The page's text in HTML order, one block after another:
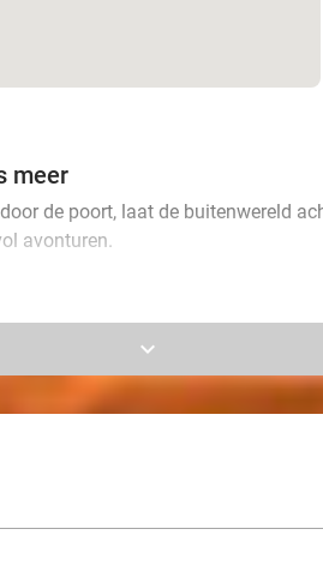
meer
de poort, laat de buitenwereld
avonturen.
keyboard_arrow_down